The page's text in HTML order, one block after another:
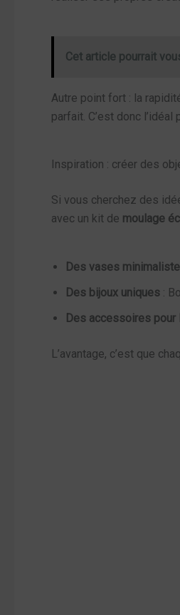
Cet article pourrait
Autre point fort : la
parfait. C’est donc
Inspiration : créer des
Si vous cherchez des
avec un kit de moulage
Des vases
Des bijoux uniques :
Des accessoires pour
L’avantage, c’est que